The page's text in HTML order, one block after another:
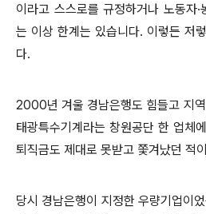
이라고 스스로를 규정하거나 노동자
는 이상 한계는 있습니다. 이렇든 저
다.
2000년 겨울 경남은행도 힘들고 지
태광특수기계라는 창원공단 한 업체
퇴직금도 제대로 못받고 쫓겨났던 적
당시 경남은행이 지정한 우량기업이